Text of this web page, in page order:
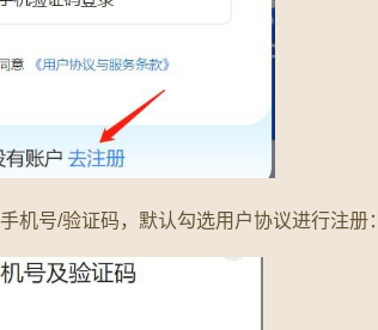
机号/验证码，默认勾选用户协议进行注册：